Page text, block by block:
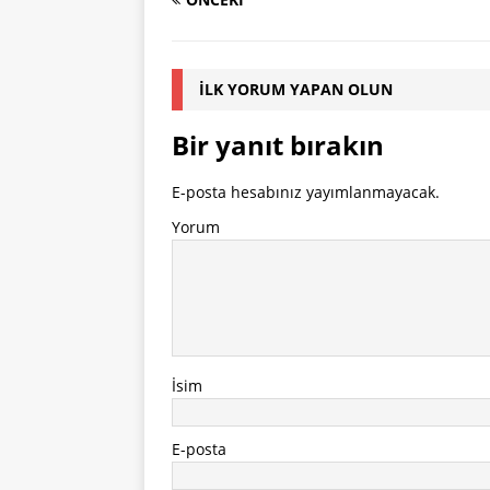
İLK YORUM YAPAN OLUN
Bir yanıt bırakın
E-posta hesabınız yayımlanmayacak.
Yorum
İsim
E-posta